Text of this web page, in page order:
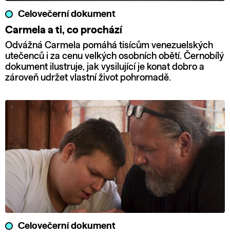
Celovečerní dokument
Carmela a ti, co prochází
Odvážná Carmela pomáhá tisícům venezuelských
utečenců i za cenu velkých osobních obětí. Černobílý
dokument ilustruje, jak vysilující je konat dobro a
zároveň udržet vlastní život pohromadě.
Celovečerní dokument